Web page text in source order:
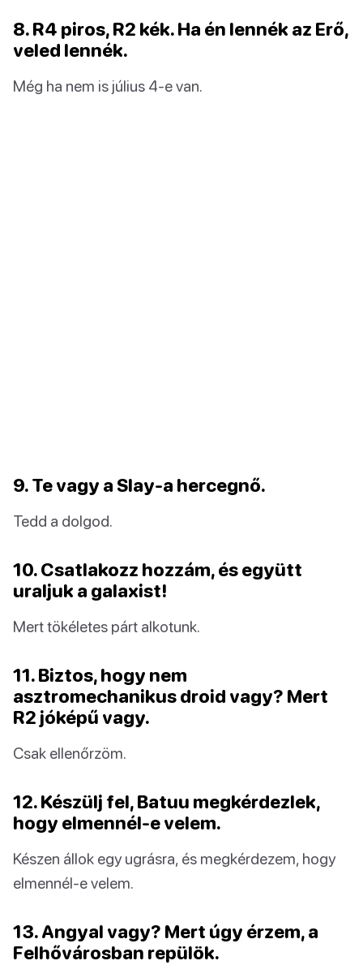
8. R4 piros, R2 kék. Ha én lennék az Erő,
veled lennék.
Még ha nem is július 4-e van.
9. Te vagy a Slay-a hercegnő.
Tedd a dolgod.
10. Csatlakozz hozzám, és együtt
uraljuk a galaxist!
Mert tökéletes párt alkotunk.
11. Biztos, hogy nem
asztromechanikus droid vagy? Mert
R2 jóképű vagy.
Csak ellenőrzöm.
12. Készülj fel, Batuu megkérdezlek,
hogy elmennél-e velem.
Készen állok egy ugrásra, és megkérdezem, hogy
elmennél-e velem.
13. Angyal vagy? Mert úgy érzem, a
Felhővárosban repülök.